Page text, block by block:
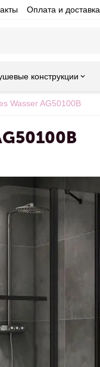
Оплата и доставка
конструкции
Wasser AG50100B